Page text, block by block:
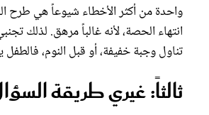
واحدة من أكثر الأخطاء شيوعاً هي طرح
انتهاء الحصة، لأنه غالباً مرهق. لذلك
تناول وجبة خفيفة، أو قبل النوم،
ثالثاً: غيري طريقة